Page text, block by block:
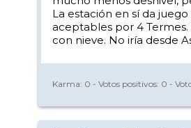
La estación en sí da
aceptables por 4
con nieve. No iría desde
Karma: 0 - Votos positivos: 0 -